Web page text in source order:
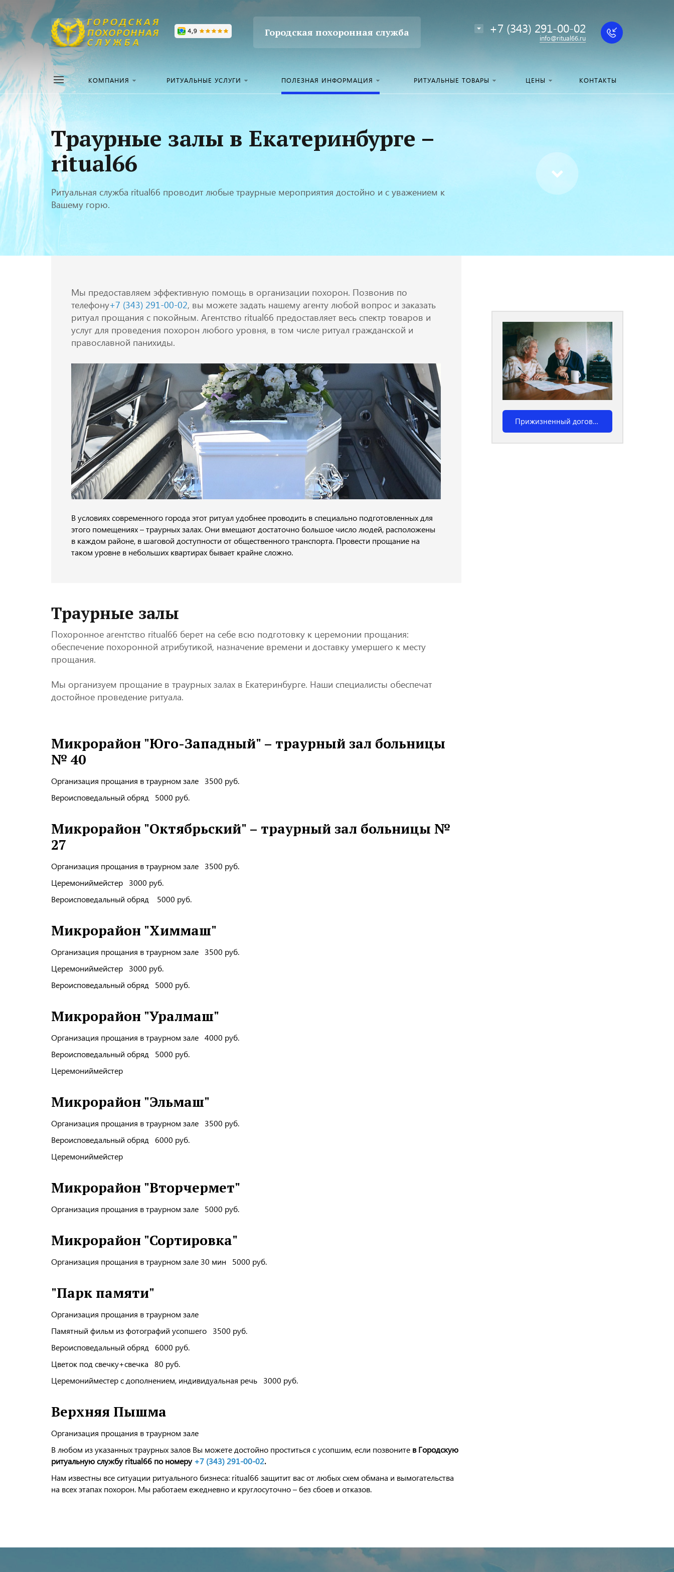
Городская похоронная служба +7 (343) 291-00-02
info@ritual66.ru
КОМПАНИЯ РИТУАЛЬНЫЕ УСЛУГИ ПОЛЕЗНАЯ ИНФОРМАЦИЯ РИТУАЛЬНЫЕ ТОВАРЫ ЦЕНЫ КОНТАКТЫ
Траурные залы в Екатеринбурге –
ritual66
Ритуальная служба ritual66 проводит любые траурные мероприятия достойно и с уважением к
Вашему горю.
Прижизненный договор
Мы предоставляем эффективную помощь в организации похорон. Позвонив по
телефону+7 (343) 291-00-02, вы можете задать нашему агенту любой вопрос и заказать
ритуал прощания с покойным. Агентство ritual66 предоставляет весь спектр товаров и
услуг для проведения похорон любого уровня, в том числе ритуал гражданской и
православной панихиды.
В условиях современного города этот ритуал удобнее проводить в специально подготовленных для
этого помещениях – траурных залах. Они вмещают достаточно большое число людей, расположены
в каждом районе, в шаговой доступности от общественного транспорта. Провести прощание на
таком уровне в небольших квартирах бывает крайне сложно.
Траурные залы
Похоронное агентство ritual66 берет на себе всю подготовку к церемонии прощания:
обеспечение похоронной атрибутикой, назначение времени и доставку умершего к месту
прощания.
Мы организуем прощание в траурных залах в Екатеринбурге. Наши специалисты обеспечат
достойное проведение ритуала.
Микрорайон "Юго-Западный" – траурный зал больницы
№ 40
Организация прощания в траурном зале 3500 руб.
Вероисповедальный обряд 5000 руб.
Микрорайон "Октябрьский" – траурный зал больницы №
27
Организация прощания в траурном зале 3500 руб.
Церемониймейстер 3000 руб.
Вероисповедальный обряд 5000 руб.
Микрорайон "Химмаш"
Организация прощания в траурном зале 3500 руб.
Церемониймейстер 3000 руб.
Вероисповедальный обряд 5000 руб.
Микрорайон "Уралмаш"
Организация прощания в траурном зале 4000 руб.
Вероисповедальный обряд 5000 руб.
Церемониймейстер
Микрорайон "Эльмаш"
Организация прощания в траурном зале 3500 руб.
Вероисповедальный обряд 6000 руб.
Церемониймейстер
Микрорайон "Вторчермет"
Организация прощания в траурном зале 5000 руб.
Микрорайон "Сортировка"
Организация прощания в траурном зале 30 мин 5000 руб.
"Парк памяти"
Организация прощания в траурном зале
Памятный фильм из фотографий усопшего 3500 руб.
Вероисповедальный обряд 6000 руб.
Цветок под свечку+свечка 80 руб.
Церемонийместер с дополнением, индивидуальная речь 3000 руб.
Верхняя Пышма
Организация прощания в траурном зале
В любом из указанных траурных залов Вы можете достойно проститься с усопшим, если позвоните в Городскую
ритуальную службу ritual66 по номеру+7 (343) 291-00-02.
Нам известны все ситуации ритуального бизнеса: ritual66 защитит вас от любых схем обмана и вымогательства
на всех этапах похорон. Мы работаем ежедневно и круглосуточно – без сбоев и отказов.